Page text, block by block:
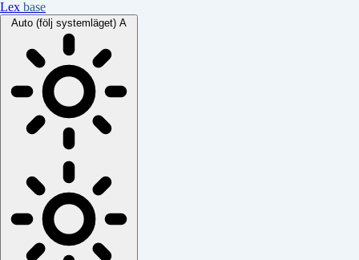
Lex base
Auto (följ systemläget) A